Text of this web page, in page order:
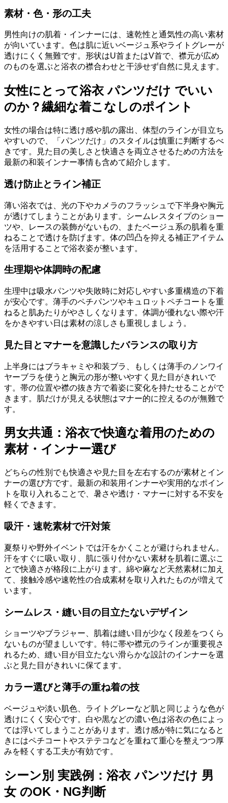
素材・色・形の工夫
男性向けの肌着・インナーには、速乾性と通気性の高い素材
が向いています。色は肌に近いベージュ系やライトグレーが
透けにくく無難です。形状はU首またはV首で、襟元が広め
のものを選ぶと浴衣の襟合わせと干渉せず自然に見えます。
女性にとって浴衣 パンツだけ でいい
のか？繊細な着こなしのポイント
女性の場合は特に透け感や肌の露出、体型のラインが目立ち
やすいので、「パンツだけ」のスタイルは慎重に判断するべ
きです。見た目の美しさと快適さを両立させるための方法を
最新の和装インナー事情も含めて紹介します。
透け防止とライン補正
薄い浴衣では、光の下やカメラのフラッシュで下半身や胸元
が透けてしまうことがあります。シームレスタイプのショー
ツや、レースの装飾がないもの、またベージュ系の肌着を重
ねることで透けを防げます。体の凹凸を抑える補正アイテム
を活用することで浴衣姿が整います。
生理期や体調時の配慮
生理中は吸水パンツや失敗時に対応しやすい多重構造の下着
が安心です。薄手のペチパンツやキュロットペチコートを重
ねると肌あたりがやさしくなります。体調が優れない際や汗
をかきやすい日は素材の涼しさも重視しましょう。
見た目とマナーを意識したバランスの取り方
上半身にはブラキャミや和装ブラ、もしくは薄手のノンワイ
ヤーブラを使うと胸元の形が整いやすく見た目がきれいで
す。帯の位置や襟の抜き方で着姿に変化を持たせることがで
きます。肌だけが見える状態はマナー的に控えるのが無難で
す。
男女共通：浴衣で快適な着用のための
素材・インナー選び
どちらの性別でも快適さや見た目を左右するのが素材とイン
ナーの選び方です。最新の和装用インナーや実用的なポイン
トを取り入れることで、暑さや透け・マナーに対する不安を
軽くできます。
吸汗・速乾素材で汗対策
夏祭りや野外イベントでは汗をかくことが避けられません。
汗をすぐに吸い取り、肌に張り付かない素材を肌着に選ぶこ
とで快適さが格段に上がります。綿や麻など天然素材に加え
て、接触冷感や速乾性の合成素材を取り入れたものが増えて
います。
シームレス・縫い目の目立たないデザイン
ショーツやブラジャー、肌着は縫い目が少なく段差をつくら
ないものが望ましいです。特に帯や襟元のラインが重要視さ
れるため、縫い目が目立たない滑らかな設計のインナーを選
ぶと見た目がきれいに保てます。
カラー選びと薄手の重ね着の技
ベージュや淡い肌色、ライトグレーなど肌と同じような色が
透けにくく安心です。白や黒などの濃い色は浴衣の色によっ
ては浮いてしまうことがあります。透け感が特に気になると
きにはペチコートやステテコなどを重ねて重心を整えつつ厚
みを軽くする工夫が有効です。
シーン別 実践例：浴衣 パンツだけ 男
女 のOK・NG判断